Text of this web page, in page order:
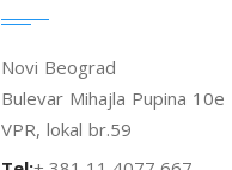
Novi Beograd
Bulevar Mihajla Pupina 10e
VPR, lokal br.59